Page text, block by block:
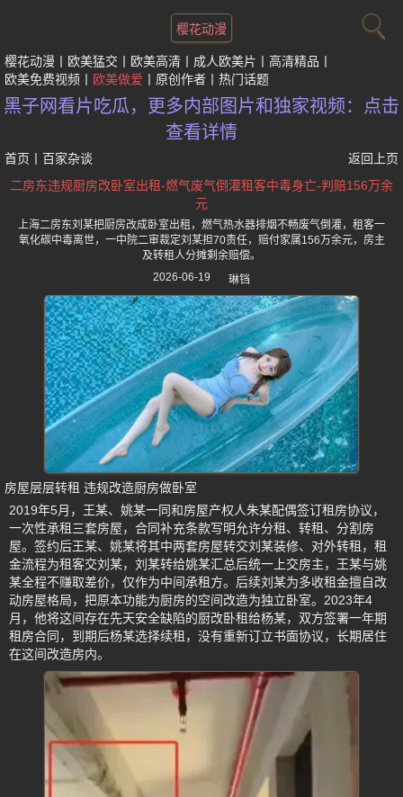
樱花动漫
樱花动漫 欧美猛交 欧美高清 成人欧美片
高清精品
欧美免费视频
欧美做爱 原创作者 热门话题
黑子网看片吃瓜，更多内部图片和独家视频：点击
查看详情
首页 百家杂谈
返回上页
二房东违规厨房改卧室出租-燃气废气倒灌租客中毒身亡-判赔156万余
元
上海二房东刘某把厨房改成卧室出租，燃气热水器排烟不畅废气倒灌，租客一
氧化碳中毒离世，一中院二审裁定刘某担70责任，赔付家属156万余元，房主
及转租人分摊剩余赔偿。
2026-06-19
琳铛
房屋层层转租 违规改造厨房做卧室
2019年5月，王某、姚某一同和房屋产权人朱某配偶签订租房协议，
一次性承租三套房屋，合同补充条款写明允许分租、转租、分割房
屋。签约后王某、姚某将其中两套房屋转交刘某装修、对外转租，租
金流程为租客交刘某，刘某转给姚某汇总后统一上交房主，王某与姚
某全程不赚取差价，仅作为中间承租方。后续刘某为多收租金擅自改
动房屋格局，把原本功能为厨房的空间改造为独立卧室。2023年4
月，他将这间存在先天安全缺陷的厨改卧租给杨某，双方签署一年期
租房合同，到期后杨某选择续租，没有重新订立书面协议，长期居住
在这间改造房内。